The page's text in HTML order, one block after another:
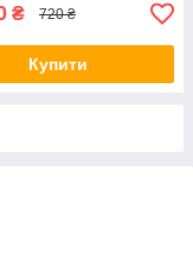
₴ 720 ₴
Купити